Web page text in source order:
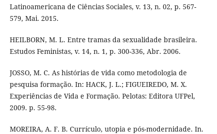
Latinoamericana de Ciências Sociales, v. 13, n. 02, p. 567-
579, Mai. 2015.
HEILBORN, M. L. Entre tramas da sexualidade brasileira.
Estudos Feministas, v. 14, n. 1, p. 300-336, Abr. 2006.
JOSSO, M. C. As histórias de vida como metodologia de
pesquisa formação. In: HACK, J. L.; FIGUEIREDO, M. X.
Experiências de Vida e Formação. Pelotas: Editora UFPel,
2009. p. 55-98.
MOREIRA, A. F. B. Currículo, utopia e pós-modernidade. In.